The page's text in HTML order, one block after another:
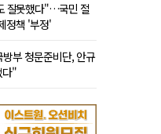
잘못했다"…국민 절
정책 '부정'
부 청문준비단, 안규
다"